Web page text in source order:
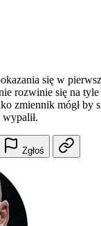
się w
rozwinie się na
zmiennik mógł by
Zgłoś